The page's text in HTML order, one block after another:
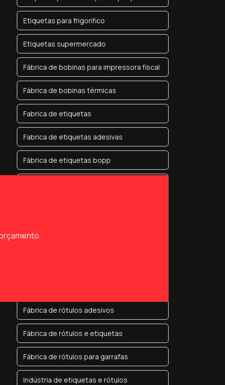
Etiquetas para frigorifico
Etiquetas supermercado
Fábrica de bobinas para impressora fiscal
Fábrica de bobinas térmicas
Fabrica de etiquetas
Fabrica de etiquetas adesivas
Fábrica de etiquetas bopp
Fábrica de rótulos adesivos
Fábrica de rótulos e etiquetas
Fábrica de rótulos para garrafas
Indústria de etiquetas e rótulos